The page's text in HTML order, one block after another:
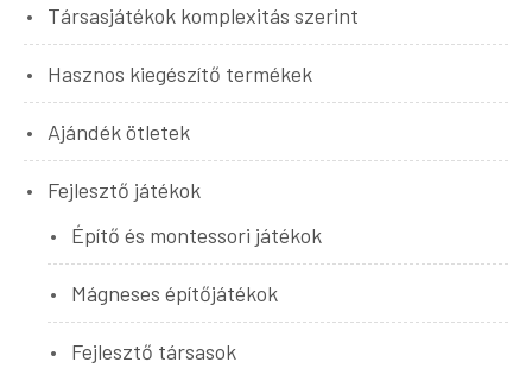
Társasjátékok komplexitás szerint
Hasznos kiegészítő termékek
Ajándék ötletek
Fejlesztő játékok
Építő és montessori játékok
Mágneses építőjátékok
Fejlesztő társasok